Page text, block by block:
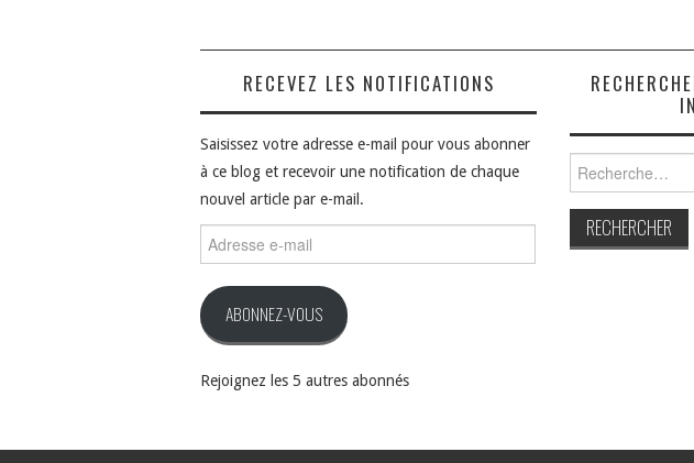
RECEVEZ LES NOTIFICATIONS
Saisissez votre adresse e-mail pour vous abonner
à ce blog et recevoir une notification de chaque
nouvel article par e-mail.
e-
ABONNEZ-VOUS
Rejoignez les 5 autres abonnés